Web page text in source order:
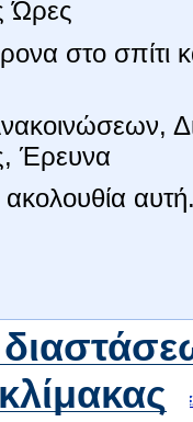
Ώρες
στο σπίτι
Έρευνα